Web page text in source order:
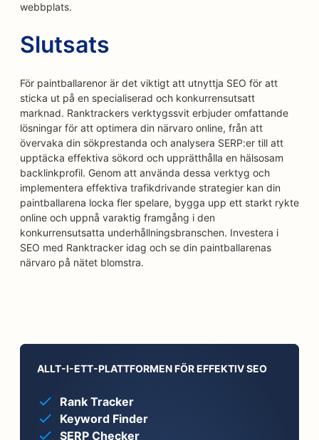
webbplats.
Slutsats
För paintballarenor är det viktigt att utnyttja SEO för att
sticka ut på en specialiserad och konkurrensutsatt
marknad. Ranktrackers verktygssvit erbjuder omfattande
lösningar för att optimera din närvaro online, från att
övervaka din sökprestanda och analysera SERP:er till att
upptäcka effektiva sökord och upprätthålla en hälsosam
backlinkprofil. Genom att använda dessa verktyg och
implementera effektiva trafikdrivande strategier kan din
paintballarena locka fler spelare, bygga upp ett starkt rykte
online och uppnå varaktig framgång i den
konkurrensutsatta underhållningsbranschen. Investera i
SEO med Ranktracker idag och se din paintballarenas
närvaro på nätet blomstra.
ALLT-I-ETT-PLATTFORMEN FÖR EFFEKTIV SEO
Rank Tracker
Keyword Finder
SERP Checker